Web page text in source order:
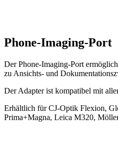
Phone-Imaging-Port
Der Phone-Imaging-Port
zu Ansichts- und
Der Adapter ist kompatibel mit
Erhältlich für CJ-Optik Flexion,
Prima+Magna, Leica M320,